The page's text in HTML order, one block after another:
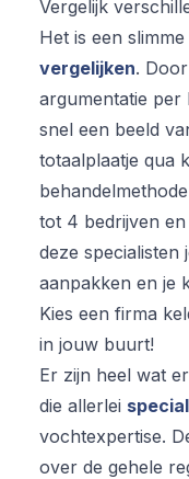
Vergelijk
Het is een
vergelijken.
argumentatie per
snel een beeld
totaalplaatje qua
tot 4 bedrijven
deze
aanpakken en je
Kies een firma
in jouw buurt!
Er zijn heel wat
die allerlei
vochtexpertise.
over de gehele